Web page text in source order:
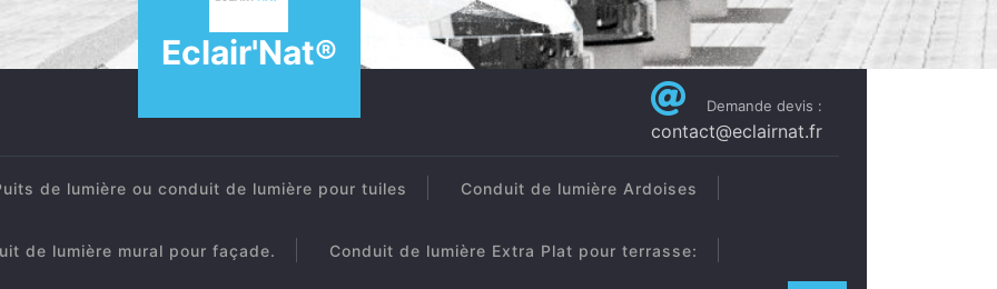
Eclair'Nat®
Demande devis :
contact@eclairnat.fr
de lumière ou conduit de lumière pour tuiles Conduit de lumière Ardoises
de lumière mural pour façade. Conduit de lumière Extra Plat pour terrasse: